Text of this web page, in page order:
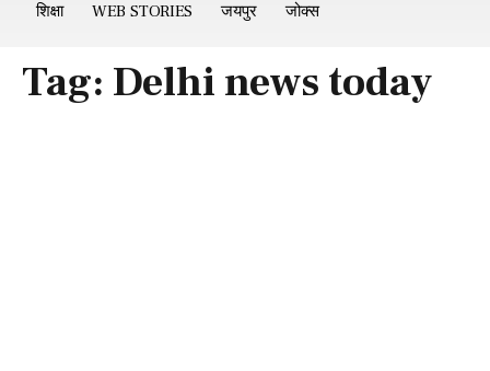
शिक्षा WEB STORIES जयपुर जोक्स
Tag: Delhi news today